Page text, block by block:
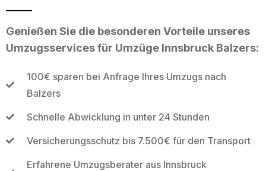
Genießen Sie die besonderen Vorteile unseres
Umzugsservices für Umzüge Innsbruck Balzers:
100€ sparen bei Anfrage Ihres Umzugs nach
Balzers
Schnelle Abwicklung in unter 24 Stunden
Versicherungsschutz bis 7.500€ für den Transport
Erfahrene Umzugsberater aus Innsbruck